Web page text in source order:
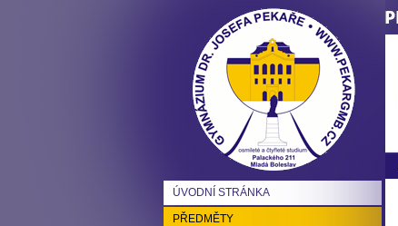
ÚVODNÍ STRÁNKA
PŘEDMĚTY